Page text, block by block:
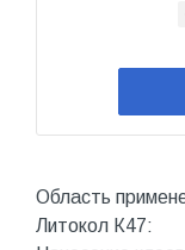
Область
Литокол К47: